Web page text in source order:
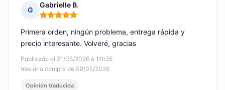
G
Gabrielle B.
Nota: 5 de 5
Publicado el 21/05/2026 à 11h26
tras una compra de 08/05/2026
Primera orden, ningún problema, entrega rápida y
precio interesante. Volveré, gracias
Opinión traducida